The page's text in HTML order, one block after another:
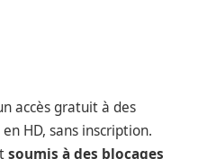
accès gratuit à des
HD, sans inscription.
soumis à des blocages